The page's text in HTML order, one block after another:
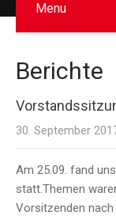
Menu
Berichte
30. September
Am 25.09. fand
statt.Themen
Vorsitzenden